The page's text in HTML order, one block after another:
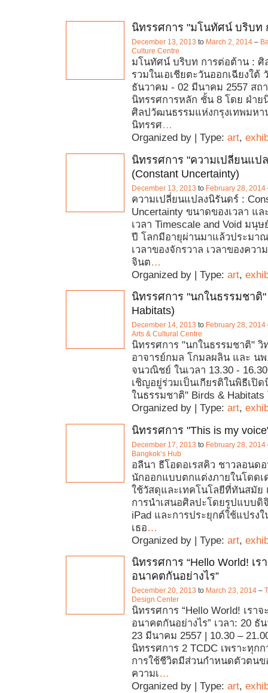
นิทรรศการ "มโนทัศน์ บริบท
December 13, 2013 to March 2, 2014 –
Culture Centre
มโนทัศน์ บริบท การต่อต้าน : ศิ
รวมในเอเชียตะวันออกเฉียงใต้
ธันวาคม - 02 มีนาคม 2557 สถ
นิทรรศการหลัก ชั้น 8 โดย ฝ่าย
ศิลปวัฒนธรรมแห่งกรุงเทพมหา
นิทรรศ…
Organized by | Type: art,
นิทรรศการ "ความเปลี่ยนแป
(Constant Uncertainty)
December 13, 2013 to February 28, 2014
ความเปลี่ยนแปลงนิรันดร์ :
Uncertainty ขนาดของเวลา แล
เวลา Timescale and Void มนุ
ปี โลกมีอายุผ่านมาแล้วประมา
เวลาของจักรวาล เวลาของควา
จินต…
Organized by | Type: art,
นิทรรศการ "นกในธรรมชาติ"
Habitats)
December 14, 2013 to February 28, 2014
Arts & Cultural Centre
นิทรรศการ "นกในธรรมชาติ" วิ
อาจารย์กมล โกมลผลิน และ น
จนวณิชย์ ในเวลา 13.30 -
เชิญอยู่ร่วมเป็นเกียรติในพิธีเปิ
ในธรรมชาติ" Birds & Habitats
Organized by | Type: art,
นิทรรศการ "This is my
December 17, 2013 to February 28, 2014
Bangkok’s Hub
อลีนา ธีโอดอเรสคิว ชาวลอนด
นักออกแบบตกแต่งภายในโดดเ
ใช้วัสดุและเทคโนโลยีที่ทันสมัย
การนำเสนอศิลปะโดยรูปแบบดิ
iPad และการประยุกต์ใช้แปรง
เธอ…
Organized by | Type: art,
นิทรรศการ “Hello World! เ
อนาคตกันอย่างไร”
December 20, 2013 to March 23, 2014 –
Design Center
นิทรรศการ “Hello World! เรา
อนาคตกันอย่างไร” เวลา: 20 ธั
23 มีนาคม 2557 | 10.30 –
นิทรรศการ 2 TCDC เพราะทุก
การใช้ชีวิตมีส่วนกำหนดตัวตนข
ความเ…
Organized by | Type: art,